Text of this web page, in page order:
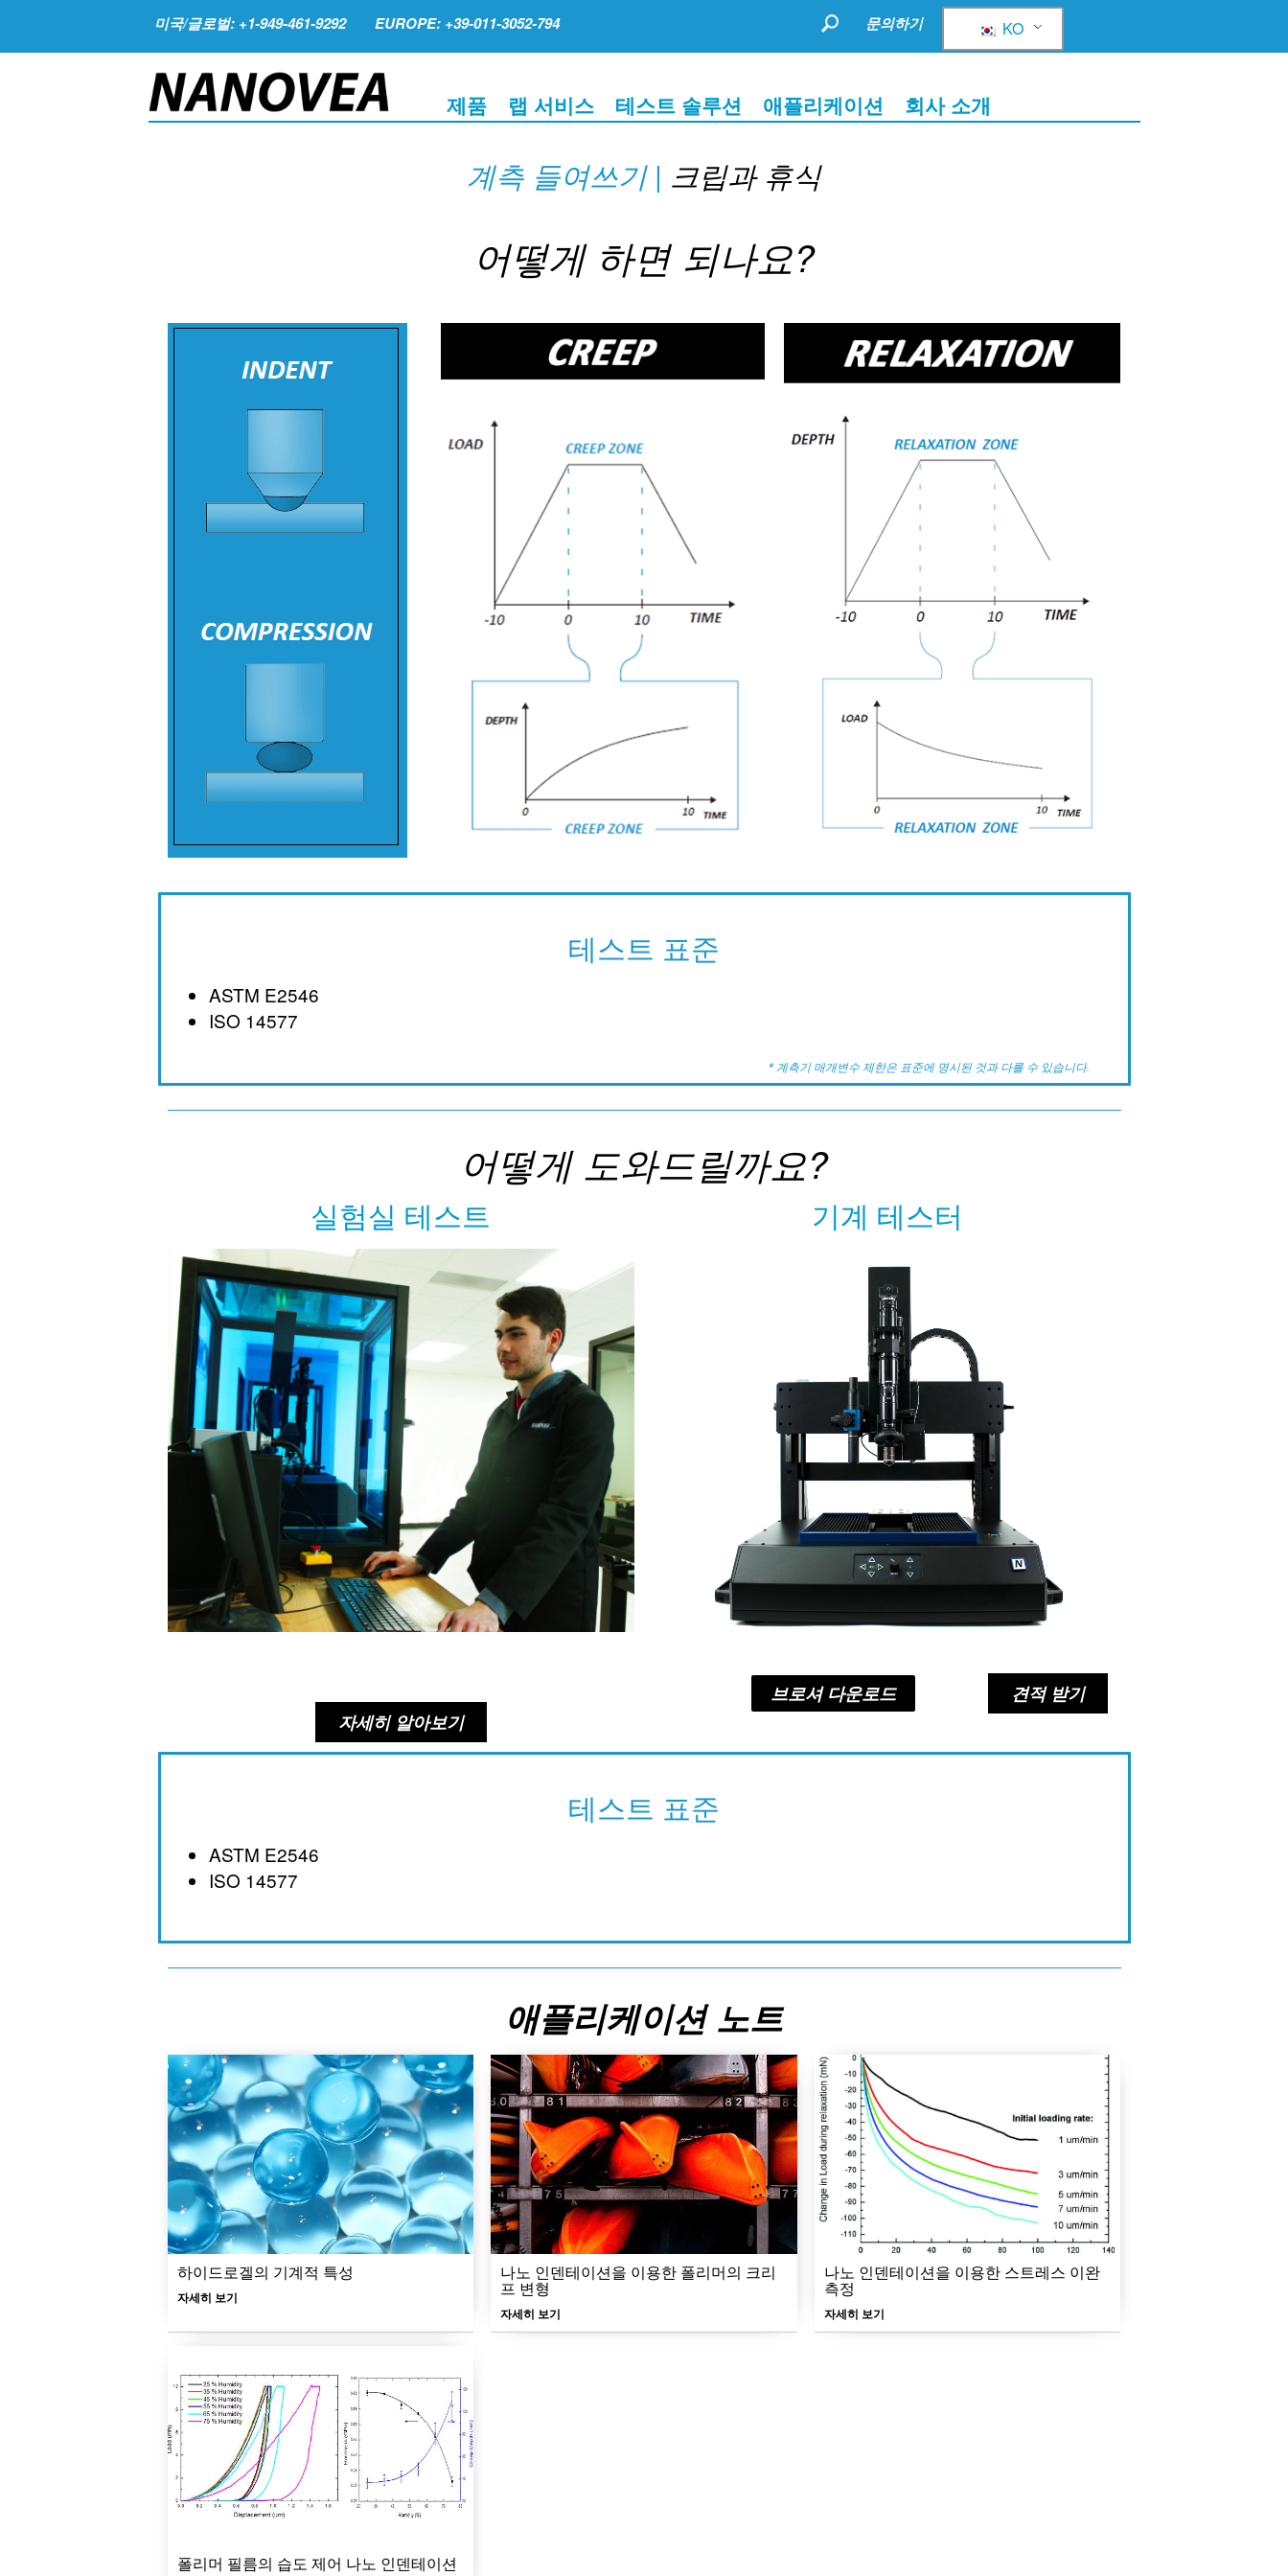
미국/글로벌: +1-949-461-9292 EUROPE: +39-011-3052-794 KO
문의하기
제품 랩 서비스 테스트 솔루션 애플리케이션 회사 소개
계측 들여쓰기 | 크립과 휴식
어떻게 하면 되나요?
테스트 표준
ASTM E2546
ISO 14577
* 계측기 매개변수 제한은 표준에 명시된 것과 다를 수 있습니다.
어떻게 도와드릴까요?
실험실 테스트
자세히 알아보기
기계 테스터
브로셔 다운로드 견적 받기
테스트 표준
ASTM E2546
ISO 14577
애플리케이션 노트
하이드로겔의 기계적 특성
자세히 보기
나노 인덴테이션을 이용한 폴리머의 크리
프 변형
자세히 보기
나노 인덴테이션을 이용한 스트레스 이완
측정
자세히 보기
폴리머 필름의 습도 제어 나노 인덴테이션